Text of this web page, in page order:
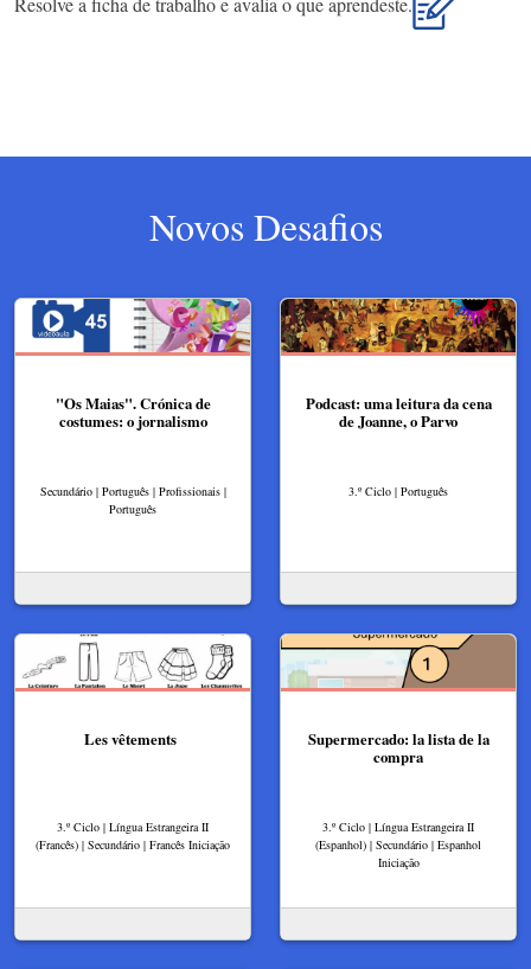
Novos Desafios
"Os Maias". Crónica de
costumes: o jornalismo
Secundário | Português | Profissionais |
Português
Podcast: uma leitura da cena
de Joanne, o Parvo
3.º Ciclo | Português
Les vêtements
3.º Ciclo | Língua Estrangeira II
(Francês) | Secundário | Francês Iniciação
Supermercado: la lista de la
compra
3.º Ciclo | Língua Estrangeira II
(Espanhol) | Secundário | Espanhol
Iniciação